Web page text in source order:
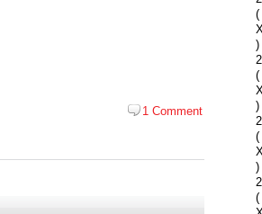
1 Comment
(
)
(
)
(
)
(